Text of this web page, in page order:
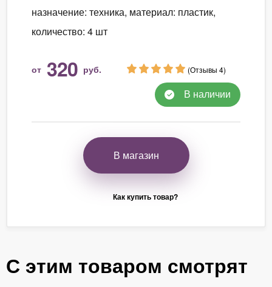
назначение: техника, материал: пластик,
количество: 4 шт
от 320 руб. (Отзывы 4)
В наличии
В магазин
Как купить товар?
С этим товаром смотрят